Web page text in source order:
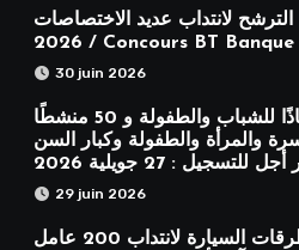
الترشح لانتداب عديد الاختصاصات
2026 / Concours BT
30 juin 2026
مناظرة انتداب 120 أستاذًا للشباب والطفولة و 50 منشطًا
والمرأة والطفولة وكبار السن
للتسجيل : 27 جويلية 2026
29 juin 2026
مناظرة شركة تونس الطرقات السيارة لانتداب 200 عامل